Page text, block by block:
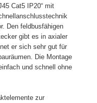
Cat5 IP20“ mit
Den feldbusfähigen
gibt es in axialer
er sich sehr gut für
Die Montage
und schnell ohne
zur